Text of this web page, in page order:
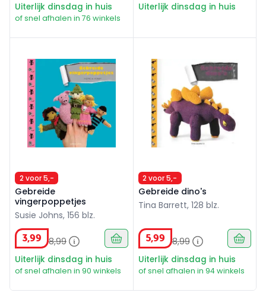
Uiterlijk dinsdag in huis
of snel afhalen in 76 winkels
Uiterlijk dinsdag in huis
2 voor 5,-
Gebreide
vingerpoppetjes
Susie Johns, 156 blz.
3,99 8,99
Uiterlijk dinsdag in huis
of snel afhalen in 90 winkels
2 voor 5,-
Gebreide dino's
Tina Barrett, 128 blz.
5,99 8,99
Uiterlijk dinsdag in huis
of snel afhalen in 94 winkels